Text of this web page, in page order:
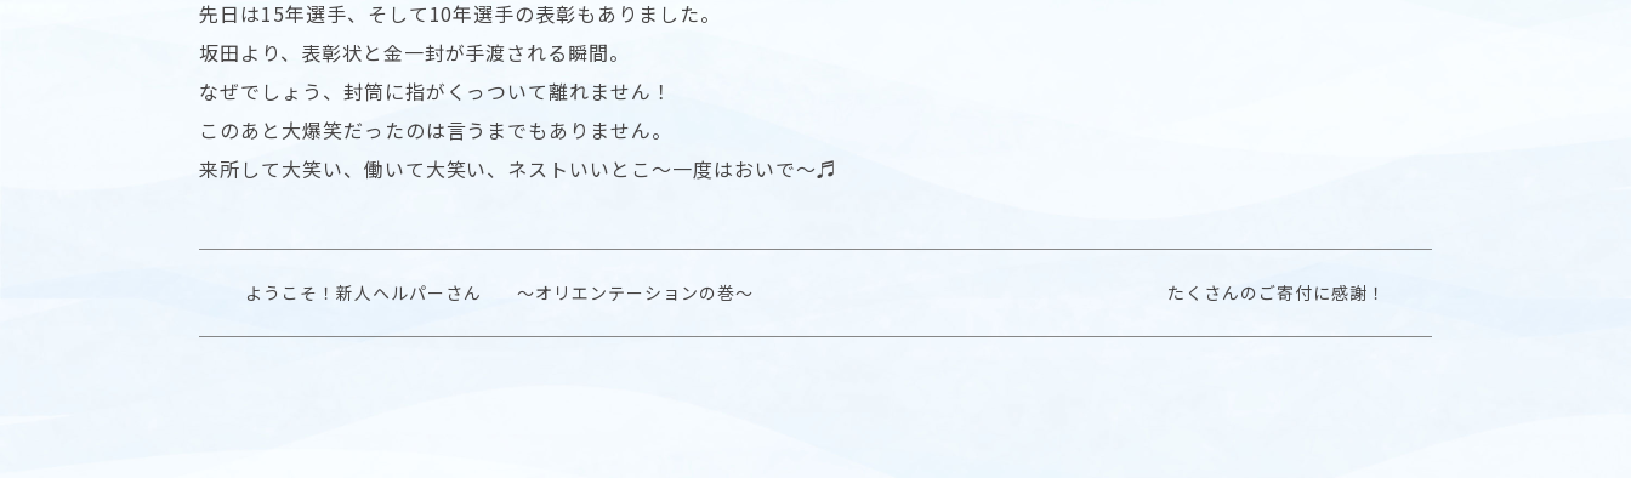
先日は15年選手、そして10年選手の表彰もありました。
坂田より、表彰状と金一封が手渡される瞬間。
なぜでしょう、封筒に指がくっついて離れません！
このあと大爆笑だったのは言うまでもありません。
来所して大笑い、働いて大笑い、ネストいいとこ〜一度はおいで〜♬
ようこそ！新人ヘルパーさん 〜オリエンテーションの巻〜 たくさんのご寄付に感謝！